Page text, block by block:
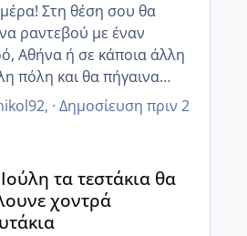
Στη θέση σου θα
ραντεβού με έναν
άλλη
πόλη και θα πήγαινα
Για δες το
, · Δημοσίευση πριν 2
τα τεστάκια θα
χοντρά